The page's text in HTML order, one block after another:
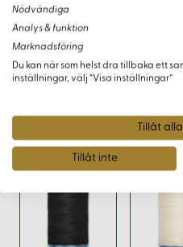
strävar efter perfektion.
Nödvändiga
Analys & funktion
Marknadsföring
Du kan när som helst dra tillbaka ett
inställningar, välj “Visa inställningar”
Tillåt
Tillåt inte